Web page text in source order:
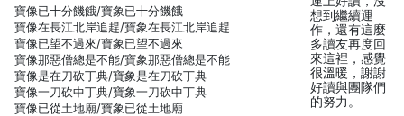
寶像已十分饑餓/寶象已十分饑餓
寶像在長江北岸追趕/寶象在長江北岸追趕
寶像已望不過來/寶象已望不過來
寶像那惡僧總是不能/寶象那惡僧總是不能
寶像是在刀砍丁典/寶象是在刀砍丁典
寶像一刀砍中丁典/寶象一刀砍中丁典
寶像已從土地廟/寶象已從土地廟
想到繼續運
作，還有這麼
多讀友再度回
來這裡，感覺
很溫暖，謝謝
好讀與團隊們
的努力。